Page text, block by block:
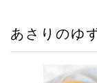
あさりのゆ